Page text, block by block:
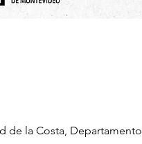
de la Costa, Departamento